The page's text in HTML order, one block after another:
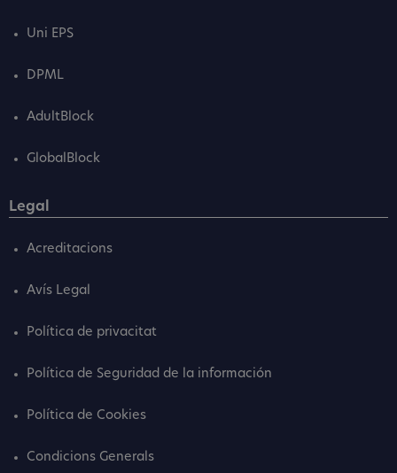
Uni EPS
DPML
AdultBlock
GlobalBlock
Legal
Acreditacions
Avís Legal
Política de privacitat
Política de Seguridad de la información
Política de Cookies
Condicions Generals